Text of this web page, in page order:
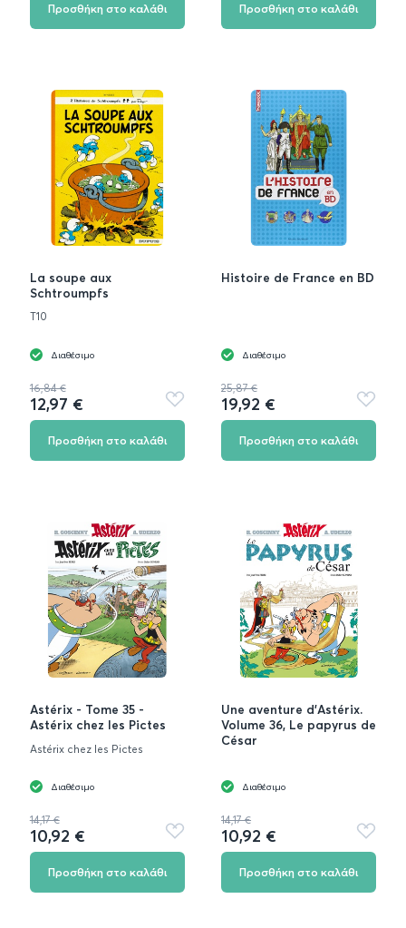
Προσθήκη στο καλάθι Προσθήκη στο καλάθι
La soupe aux
Schtroumpfs
T10
Διαθέσιμο
16,84 €
12,97 €
Προσθήκη
στα
Προσθήκη στο καλάθι
Histoire de France en BD
Διαθέσιμο
25,87 €
19,92 €
στα
Προσθήκη στο καλάθι
Astérix - Tome 35 -
Astérix chez les Pictes
Astérix chez les Pictes
Διαθέσιμο
14,17 €
10,92 €
Προσθήκη
στα
Προσθήκη στο καλάθι
Une aventure d'Astérix.
Volume 36, Le papyrus de
César
Διαθέσιμο
14,17 €
10,92 €
στα
Προσθήκη στο καλάθι